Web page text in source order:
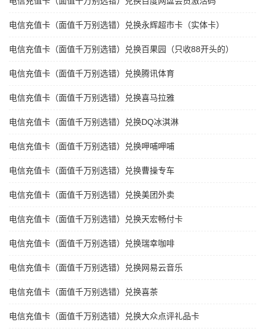
电信充值卡（面值千万别选错）兑换永辉超市卡（实体卡）
电信充值卡（面值千万别选错）兑换百果园（只收88开头的）
电信充值卡（面值千万别选错）兑换腾讯体育
电信充值卡（面值千万别选错）兑换喜马拉雅
电信充值卡（面值千万别选错）兑换DQ冰淇淋
电信充值卡（面值千万别选错）兑换呷哺呷哺
电信充值卡（面值千万别选错）兑换曹操专车
电信充值卡（面值千万别选错）兑换美团外卖
电信充值卡（面值千万别选错）兑换天宏畅付卡
电信充值卡（面值千万别选错）兑换瑞幸咖啡
电信充值卡（面值千万别选错）兑换网易云音乐
电信充值卡（面值千万别选错）兑换喜茶
电信充值卡（面值千万别选错）兑换大众点评礼品卡